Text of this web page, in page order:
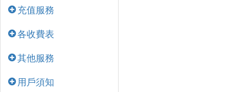
充值服務
各收費表
其他服務
用戶須知